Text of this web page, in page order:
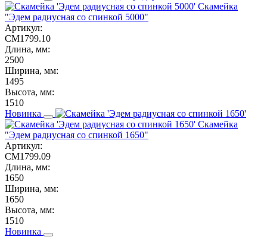
Скамейка
"Эдем радиусная со спинкой 5000"
Артикул:
СМ1799.10
Длина, мм:
2500
Ширина, мм:
1495
Высота, мм:
1510
Новинка
Скамейка
"Эдем радиусная со спинкой 1650"
Артикул:
СМ1799.09
Длина, мм:
1650
Ширина, мм:
1650
Высота, мм:
1510
Новинка